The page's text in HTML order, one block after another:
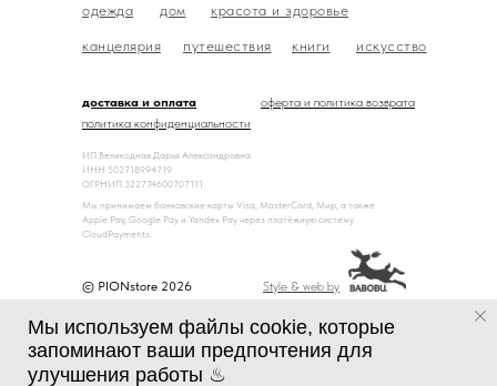
Мы используем файлы cookie, которые
запоминают ваши предпочтения для
улучшения работы ♨
© PIONstore 2026
доставка и оплата оферта и политика возврата
Style & web by
ИП Великодная Дарья Александровна
ИНН 502718994719
ОГРНИП 322774600707111
Мы принимаем банковские карты Visa, MasterCard, Мир, а также
Apple Pay, Google Pay и Yandex Pay через платёжную систему
CloudPayments.
политика конфиденциальности
одежда
красота и здоровье
канцелярия
дом
искусство
книги
путешествия